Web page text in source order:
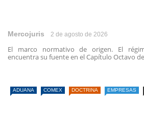
Mercojuris 2 de agosto de 2026
El marco normativo de origen. El
encuentra su fuente en el Capítulo Octavo
ADUANA COMEX DOCTRINA EMPRESAS